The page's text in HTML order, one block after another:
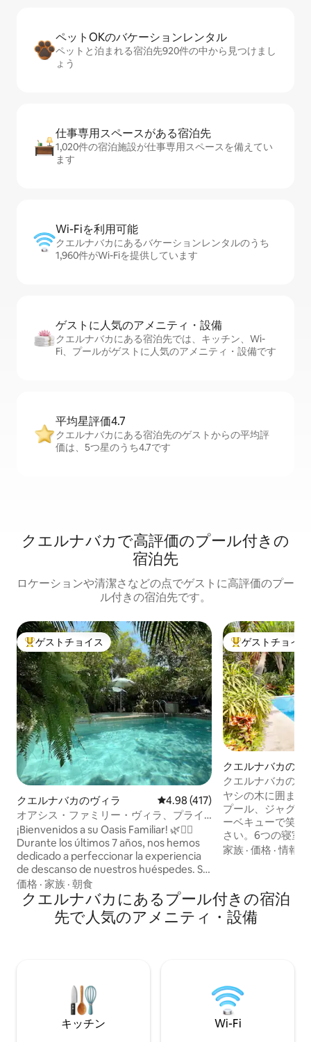
ペットOKのバ⁠ケ⁠ー⁠シ⁠ョ⁠ンレ⁠ン⁠タ⁠ル
ペットと泊まれる宿泊先920件の中から見つけまし
ょう
仕事専用ス⁠ペ⁠ー⁠スがあ⁠る宿⁠泊⁠先
1,020件の宿泊施設が仕事専用スペースを備えてい
ます
Wi-Fiを利⁠用⁠可⁠能
クエルナバカにあるバケーションレンタルのうち
1,960件がWi-Fiを提供しています
ゲストに人⁠気⁠のア⁠メ⁠ニ⁠テ⁠ィ・設⁠備
クエルナバカにある宿泊先では、キッチン、Wi-
Fi、プールがゲストに人気のアメニティ・設備です
平均星評価4.7
クエルナバカにある宿泊先のゲストからの平均評
価は、5つ星のうち4.7です
クエルナバカで高評価のプール付きの
宿泊先
ロケーションや清潔さなどの点でゲストに高評価のプー
ル付きの宿泊先です。
大好評のゲストチョイスです。
ゲストチョイス
クエルナバカのヴィラ レビュー417件、5つ星中4.98つ
4.98 (417)
オアシス・ファミリー・ヴィラ、プライ
ベート温水プール
¡Bienvenidos a su Oasis Familiar! 🌿🏊‍♂️
Durante los últimos 7 años, nos hemos
dedicado a perfeccionar la experiencia
de descanso de nuestros huéspedes. Si
buscas un refugio seguro, con una
alberca 100% privada para disfrutar con
los tuyos, este es tu lugar.
価格 · 家族 · 朝食
大好評のゲスト
ゲストチョイス
クエルナバカの一
クエルナバカの魅
ヤシの木に囲まれ
プール、ジャグジ
ーベキューで笑い
さい。6つの寝室
備の整ったキッチ
地にあり、100%
の場所は、忘れら
に最適です。 雄大なヤシの木とプール
で、ビーチにい
家族 ·価格 ·情報
クエルナバカにあるプール付きの宿泊
先で人気のアメニティ・設備
キッチン Wi-Fi